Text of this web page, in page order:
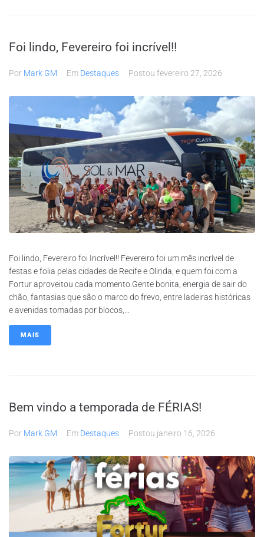
Foi lindo, Fevereiro foi incrível!!
Por Mark GM Em Destaques Postou fevereiro 27, 2026
Foi lindo, Fevereiro foi Incrível!! Fevereiro foi um mês incrível de
festas e folia pelas cidades de Recife e Olinda, e quem foi com a
Fortur aproveitou cada momento.Gente bonita, energia de sair do
chão, fantasias que são o marco do frevo, entre ladeiras históricas
e avenidas tomadas por blocos,...
MAIS
Bem vindo a temporada de FÉRIAS!
Por Mark GM Em Destaques Postou janeiro 16, 2026